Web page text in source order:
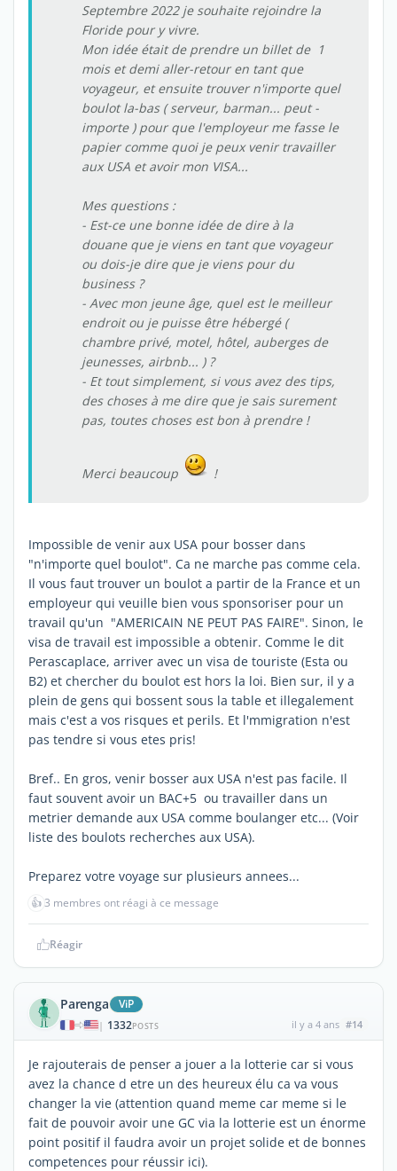
Septembre 2022 je souhaite rejoindre la
Floride pour y vivre.
Mon idée était de prendre un billet de 1
mois et demi aller-retour en tant que
voyageur, et ensuite trouver n'importe quel
boulot la-bas ( serveur, barman... peut -
importe ) pour que l'employeur me fasse le
papier comme quoi je peux venir travailler
aux USA et avoir mon VISA...
Mes questions :
- Est-ce une bonne idée de dire à la
douane que je viens en tant que voyageur
ou dois-je dire que je viens pour du
business ?
- Avec mon jeune âge, quel est le meilleur
endroit ou je puisse être hébergé (
chambre privé, motel, hôtel, auberges de
jeunesses, airbnb... ) ?
- Et tout simplement, si vous avez des tips,
des choses à me dire que je sais surement
pas, toutes choses est bon à prendre !
Merci beaucoup !
Impossible de venir aux USA pour bosser dans
"n'importe quel boulot". Ca ne marche pas comme cela.
Il vous faut trouver un boulot a partir de la France et un
employeur qui veuille bien vous sponsoriser pour un
travail qu'un "AMERICAIN NE PEUT PAS FAIRE". Sinon, le
visa de travail est impossible a obtenir. Comme le dit
Perascaplace, arriver avec un visa de touriste (Esta ou
B2) et chercher du boulot est hors la loi. Bien sur, il y a
plein de gens qui bossent sous la table et illegalement
mais c'est a vos risques et perils. Et l'mmigration n'est
pas tendre si vous etes pris!
Bref.. En gros, venir bosser aux USA n'est pas facile. Il
faut souvent avoir un BAC+5 ou travailler dans un
metrier demande aux USA comme boulanger etc... (Voir
liste des boulots recherches aux USA).
Preparez votre voyage sur plusieurs annees...
👍3 membres ont réagi à ce message
Réagir
Parenga ViP
| 1332POSTS il y a 4 ans #14
Je rajouterais de penser a jouer a la lotterie car si vous
avez la chance d etre un des heureux élu ca va vous
changer la vie (attention quand meme car meme si le
fait de pouvoir avoir une GC via la lotterie est un énorme
point positif il faudra avoir un projet solide et de bonnes
competences pour réussir ici).